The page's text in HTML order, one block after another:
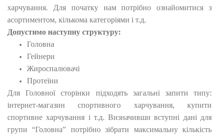
харчування. Для початку нам потрібно ознайомитися з
асортиментом, кількома категоріями і т.д.
Допустимо наступну структуру:
Головна
Гейнери
Жироспалювачі
Протеїни
Для Головної сторінки підходять загальні запити типу:
інтернет-магазин спортивного харчування, купити
спортивне харчування і т.д. Визначивши вступні дані для
групи “Головна” потрібно зібрати максимальну кількість